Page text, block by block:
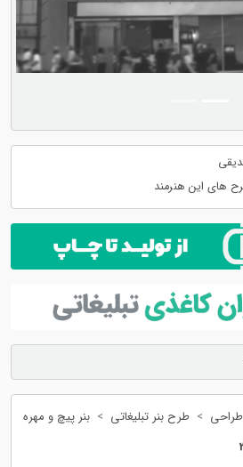
طراحی طرح بنر تبلیغاتی
بنر پیچ و مهره
های این هنرمند